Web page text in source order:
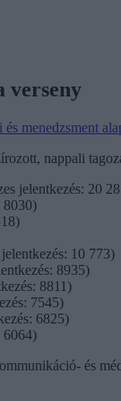
verseny
menedzsment
nappali
jelentkezés: 20
8030)
10 773)
8935)
8811)
7545)
6825)
6064)
és